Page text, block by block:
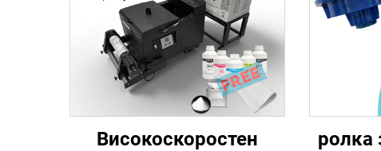
Високоскоростен
ролка